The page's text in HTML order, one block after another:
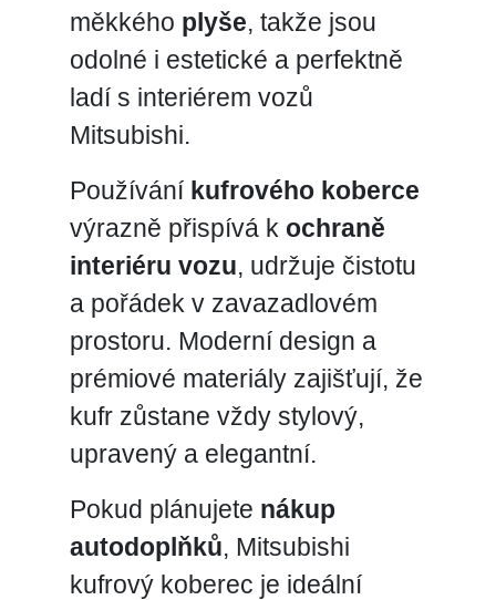
měkkého plyše, takže jsou
odolné i estetické a perfektně
ladí s interiérem vozů
Mitsubishi.
Používání kufrového koberce
výrazně přispívá k ochraně
interiéru vozu, udržuje čistotu
a pořádek v zavazadlovém
prostoru. Moderní design a
prémiové materiály zajišťují, že
kufr zůstane vždy stylový,
upravený a elegantní.
Pokud plánujete nákup
autodoplňků, Mitsubishi
kufrový koberec je ideální